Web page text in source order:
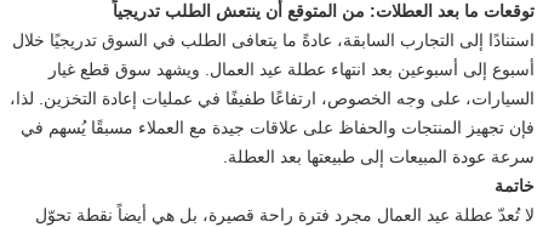
توقعات ما بعد العطلات: من المتوقع أن ينتعش الطلب تدريجياً
استنادًا إلى التجارب السابقة، عادةً ما يتعافى الطلب في السوق تدريجيًا خلال
أسبوع إلى أسبوعين بعد انتهاء عطلة عيد العمال. ويشهد سوق قطع غيار
السيارات، على وجه الخصوص، ارتفاعًا طفيفًا في عمليات إعادة التخزين. لذا،
فإن تجهيز المنتجات والحفاظ على علاقات جيدة مع العملاء مسبقًا يُسهم في
سرعة عودة المبيعات إلى طبيعتها بعد العطلة.
خاتمة
لا تُعدّ عطلة عيد العمال مجرد فترة راحة قصيرة، بل هي أيضاً نقطة تحوّل